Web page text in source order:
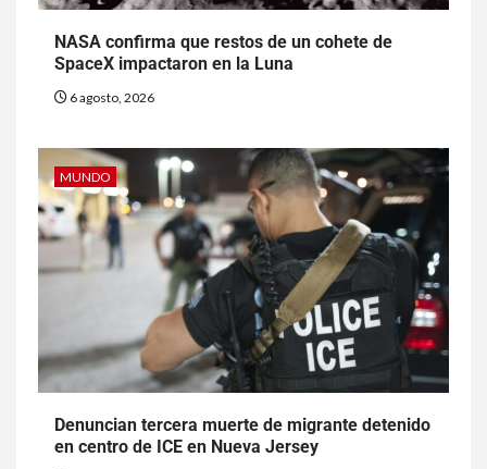
NASA confirma que restos de un cohete de
SpaceX impactaron en la Luna
6 agosto, 2026
MUNDO
Denuncian tercera muerte de migrante detenido
en centro de ICE en Nueva Jersey